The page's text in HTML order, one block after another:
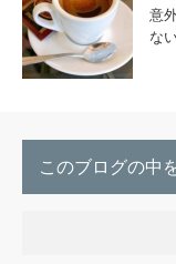
意
な
このブログの中